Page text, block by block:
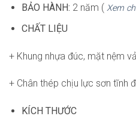
BẢO HÀNH: 2 năm ( Xem
CHẤT LIỆU
+ Khung nhựa đúc, mặt nệm
+ Chân thép chịu lực sơn tĩnh
KÍCH THƯỚC